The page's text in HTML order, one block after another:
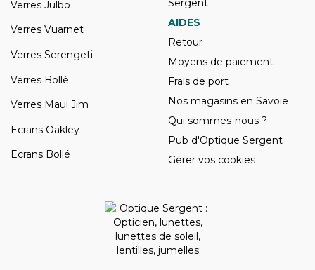
Verres Julbo
Verres Vuarnet
Verres Serengeti
Verres Bollé
Verres Maui Jim
Ecrans Oakley
Ecrans Bollé
Sergent
AIDES
Retour
Moyens de paiement
Frais de port
Nos magasins en Savoie
Qui sommes-nous ?
Pub d'Optique Sergent
Gérer vos cookies